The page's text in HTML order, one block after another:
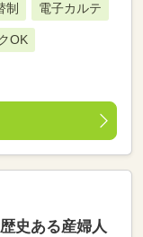
制 電子カルテ
OK
史ある産婦人